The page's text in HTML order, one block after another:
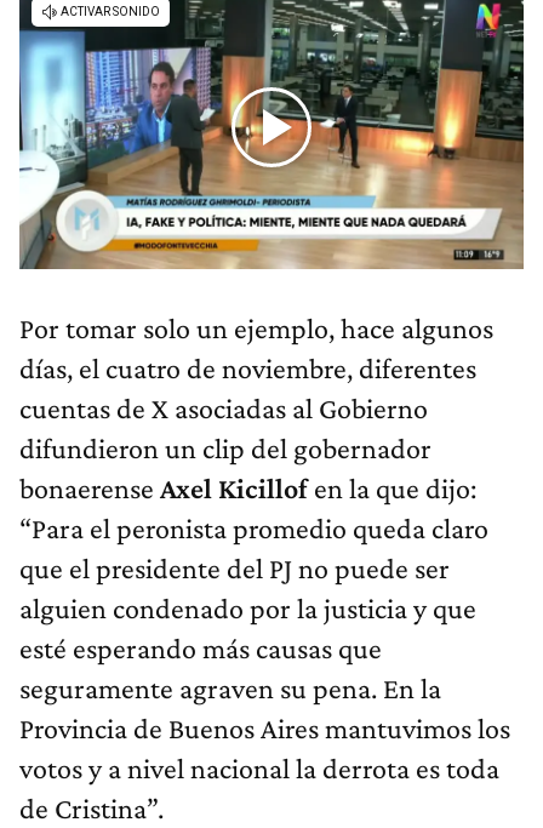
Por tomar solo un ejemplo, hace algunos
días, el cuatro de noviembre, diferentes
cuentas de X asociadas al Gobierno
difundieron un clip del gobernador
bonaerense Axel Kicillofen la que dijo:
“Para el peronista promedio queda claro
que el presidente del PJ no puede ser
alguien condenado por la justicia y que
esté esperando más causas que
seguramente agraven su pena. En la
Provincia de Buenos Aires mantuvimos los
votos y a nivel nacional la derrota es toda
de Cristina”.